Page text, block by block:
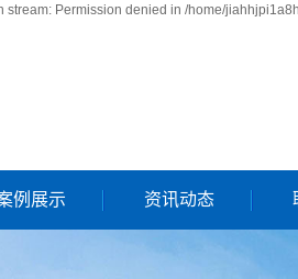
Permission denied in /home/
例展示 资讯动态